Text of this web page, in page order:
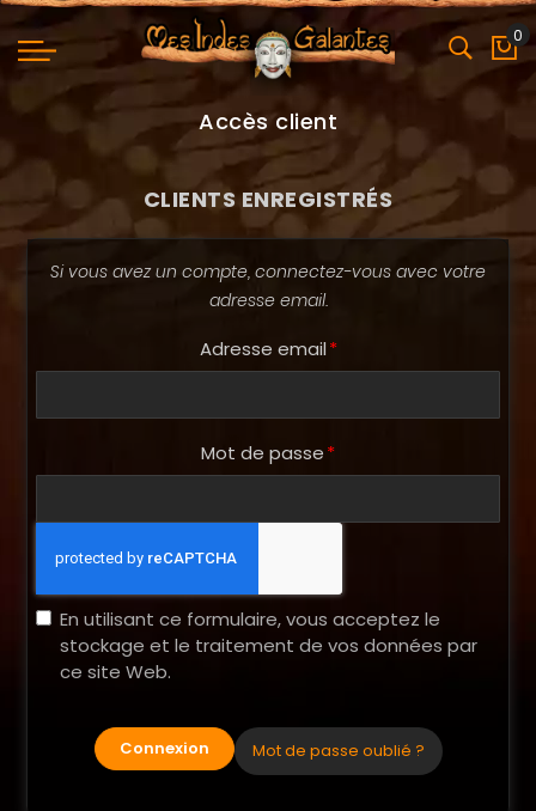
0
Accès client
CLIENTS ENREGISTRÉS
Si vous avez un compte, connectez-vous avec votre
adresse email.
Adresse email
Mot de passe
En utilisant ce formulaire, vous acceptez le
stockage et le traitement de vos données par
ce site Web.
Connexion Mot de passe oublié ?